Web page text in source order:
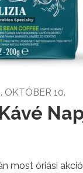
OKTÓBER 10.
most óriási